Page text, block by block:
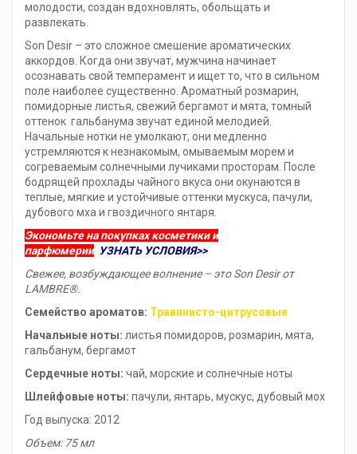
молодости, создан вдохновлять, обольщать и
развлекать.
Son Desir – это сложное смешение ароматических
аккордов. Когда они звучат, мужчина начинает
осознавать свой темперамент и ищет то, что в сильном
поле наиболее существенно. Ароматный розмарин,
помидорные листья, свежий бергамот и мята, томный
оттенок гальбанума звучат единой мелодией.
Начальные нотки не умолкают, они медленно
устремляются к незнакомым, омываемым морем и
согреваемым солнечными лучиками просторам. После
бодрящей прохлады чайного вкуса они окунаются в
теплые, мягкие и устойчивые оттенки мускуса, пачули,
дубового мха и гвоздичного янтаря.
Экономьте на покупках косметики и
парфюмерии УЗНАТЬ УСЛОВИЯ>>
Свежее, возбуждающее волнение – это Son Desirот
LAMBRE®.
Семейство ароматов: Травянисто-цитрусовые
Начальные ноты: листья помидоров, розмарин, мята,
гальбанум, бергамот
Сердечные ноты: чай, морские и солнечные ноты
Шлейфовые ноты: пачули, янтарь, мускус, дубовый мох
Год выпуска: 2012
Объем: 75 мл